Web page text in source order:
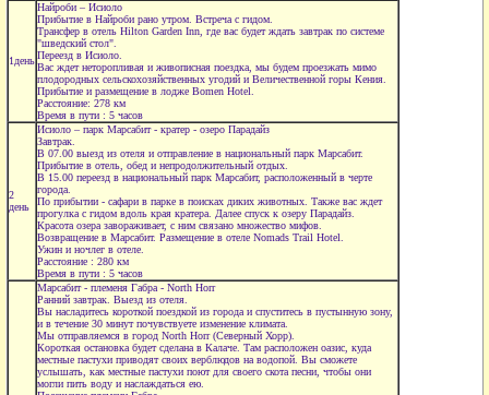
1день
Найроби – Исиоло
Прибытие в Найроби рано утром. Встреча с гидом.
Трансфер в отель Hilton Garden Inn, где вас будет ждать завтрак по системе
"шведский стол".
Переезд в Исиоло.
Вас ждет неторопливая и живописная поездка, мы будем проезжать мимо
плодородных сельскохозяйственных угодий и Величественной горы Кения.
Прибытие и размещение в лодже Bomen Hotel.
Расстояние: 278 км
Время в пути : 5 часов
2
день
Исиоло – парк Марсабит - кратер - озеро Парадайз
Завтрак.
В 07.00 выезд из отеля и отправление в национальный парк Марсабит.
Прибытие в отель, обед и непродолжительный отдых.
В 15.00 переезд в национальный парк Марсабит, расположенный в черте
города.
По прибытии - сафари в парке в поисках диких животных. Также вас ждет
прогулка с гидом вдоль края кратера. Далее спуск к озеру Парадайз.
Красота озера завораживает, с ним связано множество мифов.
Возвращение в Марсабит. Размещение в отеле Nomads Trail Hotel.
Ужин и ночлег в отеле.
Расстояние : 280 км
Время в пути : 5 часов
Марсабит - племеня Габра - North Horr
Ранний завтрак. Выезд из отеля.
Вы насладитесь короткой поездкой из города и спуститесь в пустынную зону,
и в течение 30 минут почувствуете изменение климата.
Мы отправляемся в город North Horr (Северный Хорр).
Короткая остановка будет сделана в Калаче. Там расположен оазис, куда
местные пастухи приводят своих верблюдов на водопой. Вы сможете
услышать, как местные пастухи поют для своего скота песни, чтобы они
могли пить воду и наслаждаться ею.